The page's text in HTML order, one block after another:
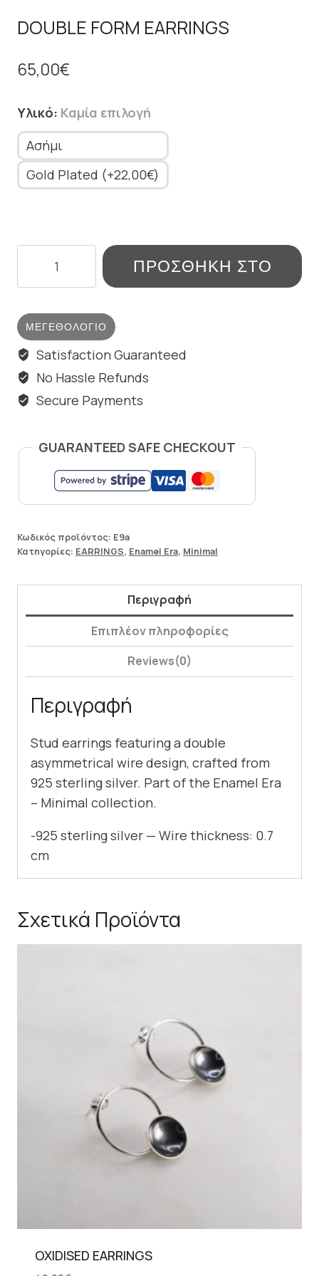
DOUBLE FORM EARRINGS
65,00€
Υλικό: Καμία επιλογή
Ασήμι
Gold Plated (+22,00€)
ποσότητα
ΠΡΟΣΘΉΚΗ ΣΤΟ
ΜΕΓΕΘΟΛΌΓΙΟ
Satisfaction Guaranteed
No Hassle Refunds
Secure Payments
GUARANTEED SAFE CHECKOUT
Κωδικός προϊόντος: E9a
Κατηγορίες: EARRINGS, Enamel Era, Minimal
Περιγραφή
Επιπλέον πληροφορίες
Reviews(0)
Περιγραφή
Stud earrings featuring a double
asymmetrical wire design, crafted from
925 sterling silver. Part of the Enamel Era
– Minimal collection.
-925 sterling silver — Wire thickness: 0.7
cm
Σχετικά Προϊόντα
OXIDISED EARRINGS